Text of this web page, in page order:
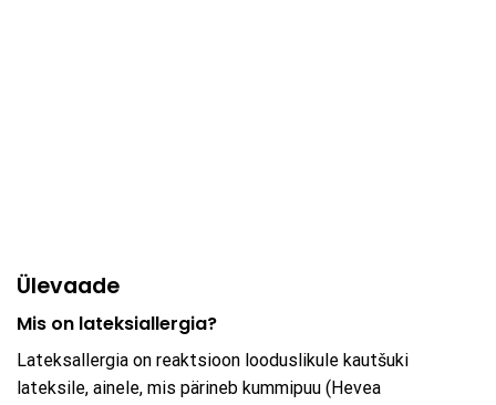
Ülevaade
Mis on lateksiallergia?
Lateksallergia on reaktsioon looduslikule kautšuki
lateksile, ainele, mis pärineb kummipuu (Hevea